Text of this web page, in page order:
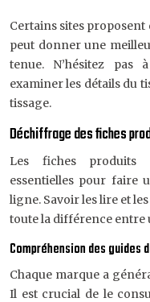
Certains sites proposent
peut donner une
tenue. N’hésitez
examiner les détails du
tissage.
Déchiffrage des fiches
Les fiches produits
essentielles pour faire
ligne. Savoir les lire et
toute la différence entre
Compréhension des guides
Chaque marque a
Il est crucial de le